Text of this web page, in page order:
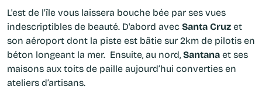
L'est de l'île vous laissera bouche bée par ses vues
indescriptibles de beauté. D'abord avecSanta Cruzet
son aéroport dont la piste est bâtie sur 2km de pilotis en
béton longeant la mer. Ensuite, au nord,Santanaet ses
maisons aux toits de pailleaujourd’hui converties en
ateliers d’artisans.